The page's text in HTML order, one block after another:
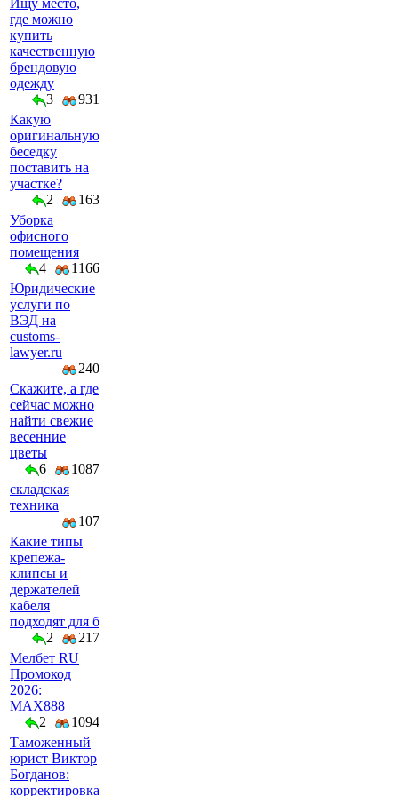
Ищу место,
где можно
купить
качественную
брендовую
одежду
3
931
Какую
оригинальную
беседку
поставить на
участке?
2
163
Уборка
офисного
помещения
4
1166
Юридические
услуги по
ВЭД на
customs-
lawyer.ru
240
Скажите, а где
сейчас можно
найти свежие
весенние
цветы
6
1087
складская
техника
107
Какие типы
крепежа-
клипсы и
держателей
кабеля
подходят для б
2
217
Мелбет RU
Промокод
2026:
MAX888
2
1094
Таможенный
юрист Виктор
Богданов:
корректировка